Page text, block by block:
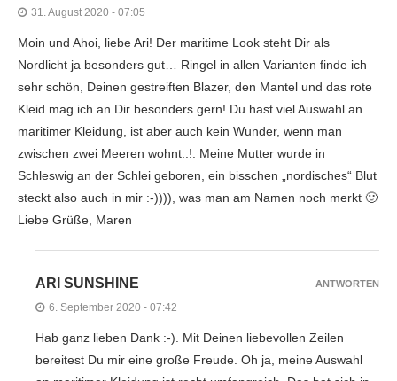
31. August 2020 - 07:05
Moin und Ahoi, liebe Ari! Der maritime Look steht Dir als
Nordlicht ja besonders gut… Ringel in allen Varianten finde ich
sehr schön, Deinen gestreiften Blazer, den Mantel und das rote
Kleid mag ich an Dir besonders gern! Du hast viel Auswahl an
maritimer Kleidung, ist aber auch kein Wunder, wenn man
zwischen zwei Meeren wohnt..!. Meine Mutter wurde in
Schleswig an der Schlei geboren, ein bisschen „nordisches“ Blut
steckt also auch in mir :-)))), was man am Namen noch merkt 🙂
Liebe Grüße, Maren
ARI SUNSHINE
6. September 2020 - 07:42
Hab ganz lieben Dank :-). Mit Deinen liebevollen Zeilen
bereitest Du mir eine große Freude. Oh ja, meine Auswahl
ANTWORTEN